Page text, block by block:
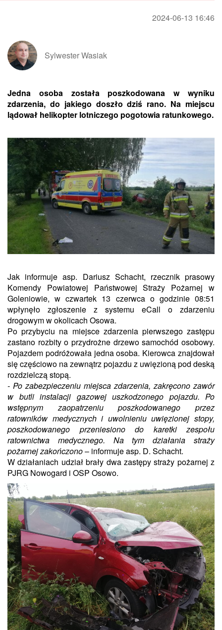
2024-06-13 16:46
Sylwester Wasiak
Jedna osoba została poszkodowana w wyniku
zdarzenia, do jakiego doszło dziś rano. Na miejscu
lądował helikopter lotniczego pogotowia ratunkowego.
Jak informuje asp. Dariusz Schacht, rzecznik prasowy
Komendy Powiatowej Państwowej Straży Pożarnej w
Goleniowie, w czwartek 13 czerwca o godzinie 08:51
wpłynęło zgłoszenie z systemu eCall o zdarzeniu
drogowym w okolicach Osowa.
Po przybyciu na miejsce zdarzenia pierwszego zastępu
zastano rozbity o przydrożne drzewo samochód osobowy.
Pojazdem podróżowała jedna osoba. Kierowca znajdował
się częściowo na zewnątrz pojazdu z uwięzioną pod deską
rozdzielczą stopą.
- Po zabezpieczeniu miejsca zdarzenia, zakręcono zawór
w butli instalacji gazowej uszkodzonego pojazdu. Po
wstępnym zaopatrzeniu poszkodowanego przez
ratowników medycznych i uwolnieniu uwięzionej stopy,
poszkodowanego przeniesiono do karetki zespołu
ratownictwa medycznego. Na tym działania straży
pożarnej zakończono– informuje asp. D. Schacht.
W działaniach udział brały dwa zastępy straży pożarnej z
PJRG Nowogard i OSP Osowo.